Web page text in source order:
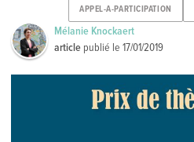
APPEL-A-PARTICIPATION
Mélanie Knockaert
article publié le17/01/2019